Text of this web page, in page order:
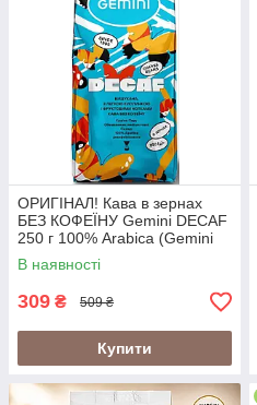
ОРИГІНАЛ! Кава в зернах
БЕЗ КОФЕЇНУ Gemini DECAF
250 г 100% Arabica (Gemini
Decaffeinato Gemini
Decaffeinated)
В наявності
309 ₴ 509 ₴
Купити